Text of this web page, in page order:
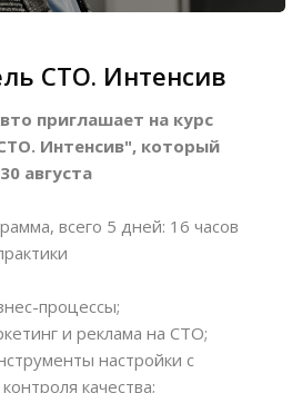
СТО. Интенсив
приглашает на курс
Интенсив", который
августа
всего 5 дней: 16 часов
процессы;
и реклама на СТО;
настройки с
качества;